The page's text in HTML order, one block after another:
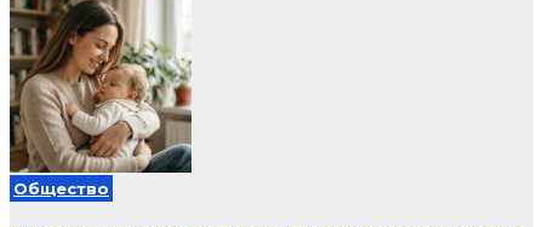
Общество